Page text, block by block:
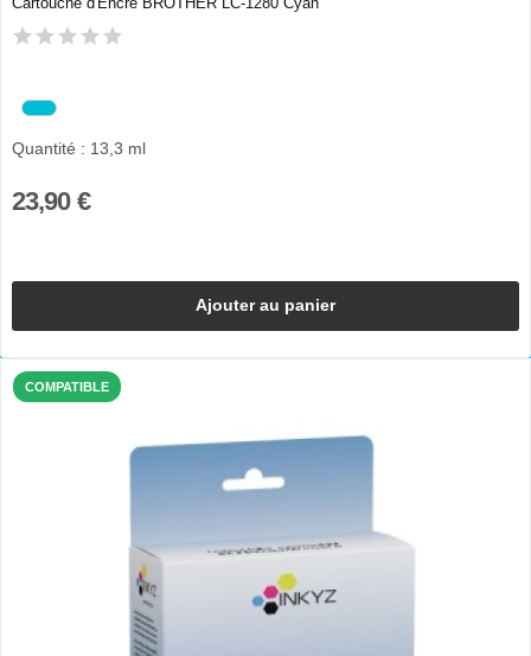
Quantité : 13,3 ml
23,90 €
Ajouter au panier
COMPATIBLE